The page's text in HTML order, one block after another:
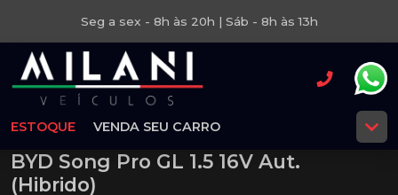
Seg a sex - 8h às 20h | Sáb - 8h às 13h
ESTOQUE VENDA SEU CARRO
BYD Song Pro GL 1.5 16V Aut.
(Hibrido)